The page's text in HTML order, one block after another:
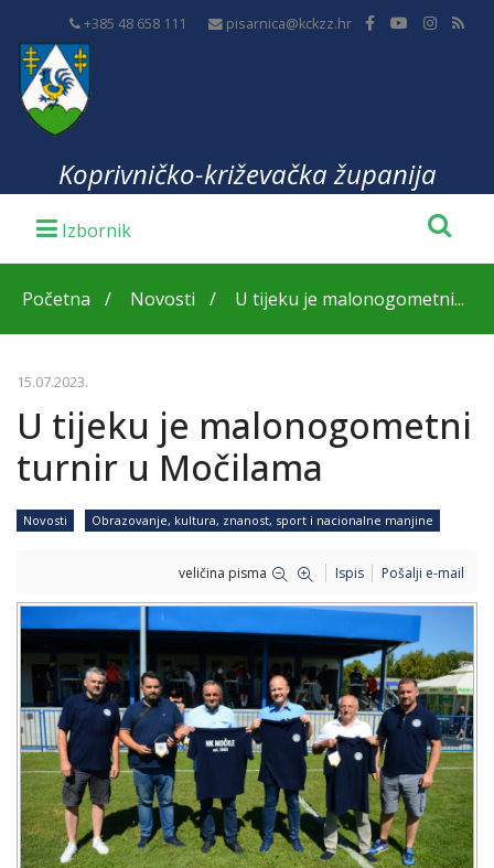
+385 48 658 111 pisarnica@kckzz.hr
Koprivničko-križevačka županija
Početna Novosti U tijeku je malonogometni...
15.07.2023.
U tijeku je malonogometni
turnir u Močilama
Novosti Obrazovanje, kultura, znanost, sport i nacionalne manjine
veličina pisma Ispis Pošalji e-mail